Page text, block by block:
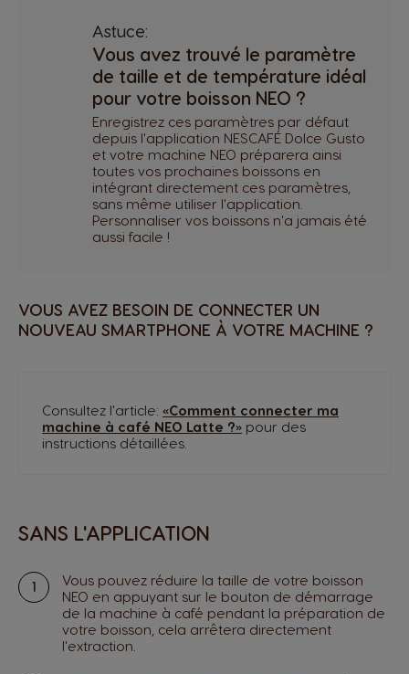
Astuce:
Vous avez trouvé le paramètre
de taille et de température idéal
pour votre boisson NEO ?
Enregistrez ces paramètres par défaut
depuis l'application NESCAFÉ Dolce Gusto
et votre machine NEO préparera ainsi
toutes vos prochaines boissons en
intégrant directement ces paramètres,
sans même utiliser l'application.
Personnaliser vos boissons n'a jamais été
aussi facile !
VOUS AVEZ BESOIN DE CONNECTER UN
NOUVEAU SMARTPHONE À VOTRE MACHINE ?
Consultez l'article: «Comment connecter ma
machine à café NEO Latte ?» pour des
instructions détaillées.
SANS L'APPLICATION
Vous pouvez réduire la taille de votre boisson
NEO en appuyant sur le bouton de démarrage
de la machine à café pendant la préparation de
votre boisson, cela arrêtera directement
l'extraction.